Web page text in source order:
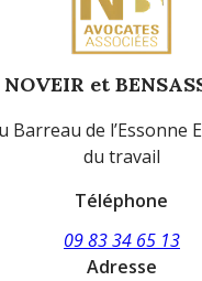
NOVEIR et
Barreau de l’Essonne
du travail
Téléphone
09 83 34 65 13
Adresse